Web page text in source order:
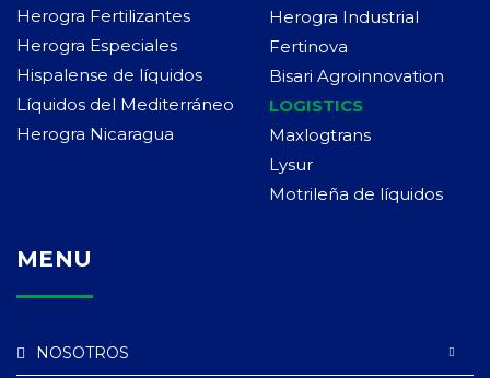
Herogra Fertilizantes
Herogra Especiales
Hispalense de líquidos
Líquidos del Mediterráneo
Herogra Nicaragua
Herogra Industrial
Fertinova
Bisari Agroinnovation
LOGISTICS
Maxlogtrans
Lysur
Motrileña de líquidos
MENU
NOSOTROS